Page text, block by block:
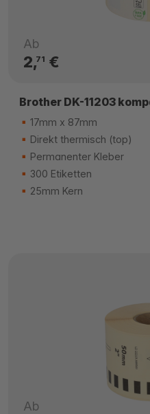
Ab
2,71 €
Brother DK-11203
17mm x 87mm
Direkt thermisch (top)
Permanenter Kleber
300 Etiketten
25mm Kern
Ab